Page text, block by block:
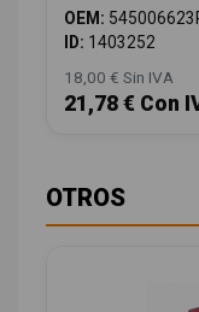
OEM:
ID: 1403252
18,00 € Sin IVA
21,78 € Con
OTROS